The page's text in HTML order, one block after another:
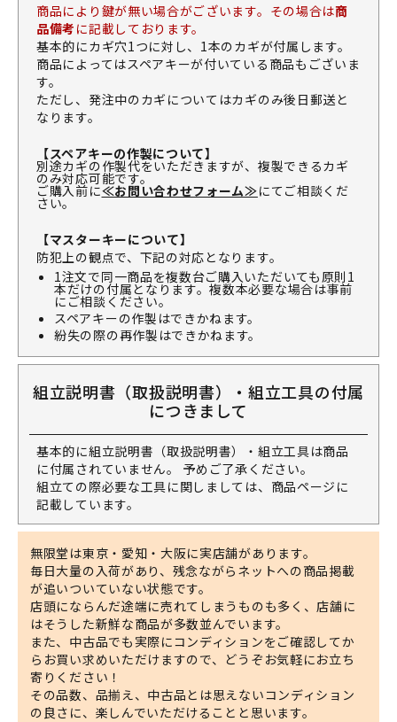
商品により鍵が無い場合がございます。その場合は商
品備考 に記載しております。
基本的にカギ穴1つに対し、1本のカギが付属します。
商品によってはスペアキーが付いている商品もございま
す。
ただし、発注中のカギについてはカギのみ後日郵送と
なります。
【スペアキーの作製について】
別途カギの作製代をいただきますが、複製できるカギ
のみ対応可能です。
ご購入前に≪お問い合わせフォーム≫にてご相談くだ
さい。
【マスターキーについて】
防犯上の観点で、下記の対応となります。
1注文で同一商品を複数台ご購入いただいても原則1
本だけの付属となります。複数本必要な場合は事前
にご相談ください。
スペアキーの作製はできかねます。
紛失の際の再作製はできかねます。
組立説明書（取扱説明書）・組立工具の付属
につきまして
基本的に組立説明書（取扱説明書）・組立工具は商品
に付属されていません。 予めご了承ください。
組立ての際必要な工具に関しましては、商品ページに
記載しています。
無限堂は東京・愛知・大阪に実店舗があります。
毎日大量の入荷があり、残念ながらネットへの商品掲載
が追いついていない状態です。
店頭にならんだ途端に売れてしまうものも多く、店舗に
はそうした新鮮な商品が多数並んでいます。
また、中古品でも実際にコンディションをご確認してか
らお買い求めいただけますので、どうぞお気軽にお立ち
寄りください！
その品数、品揃え、中古品とは思えないコンディション
の良さに、楽しんでいただけることと思います。